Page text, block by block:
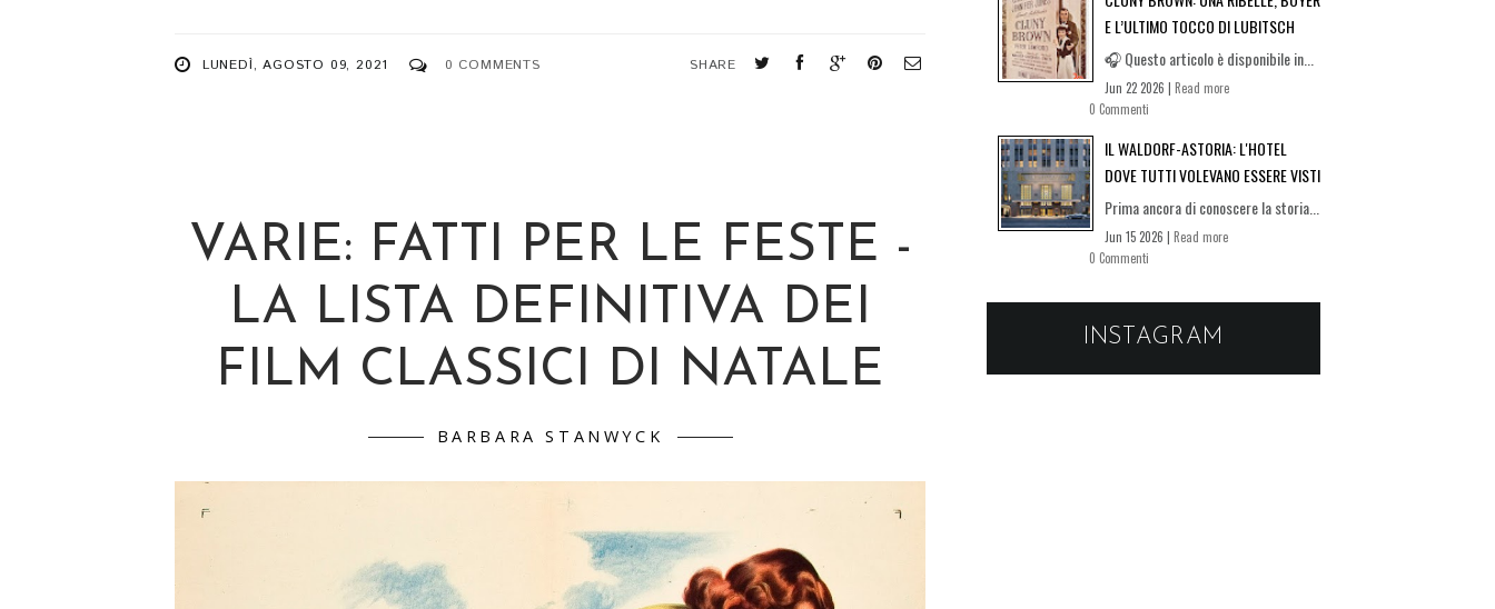
LUNEDÌ, AGOSTO 09, 2021 0 COMMENTS SHARE
VARIE: FATTI PER LE FESTE -
LA LISTA DEFINITIVA DEI
FILM CLASSICI DI NATALE
BARBARA STANWYCK
E L’ULTIMO TOCCO DI LUBITSCH
🎧 Questo articolo è disponibile in...
Jun 22 2026 | Read more
0 Commenti
IL WALDORF-ASTORIA: L'HOTEL
DOVE TUTTI VOLEVANO ESSERE VISTI
Prima ancora di conoscere la storia...
Jun 15 2026 | Read more
0 Commenti
INSTAGRAM